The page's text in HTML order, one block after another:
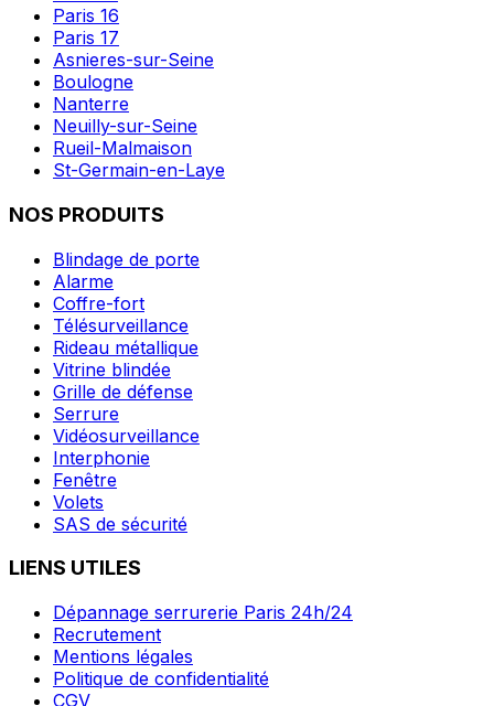
Paris 16
Paris 17
Asnieres-sur-Seine
Boulogne
Nanterre
Neuilly-sur-Seine
Rueil-Malmaison
St-Germain-en-Laye
NOS PRODUITS
Blindage de porte
Alarme
Coffre-fort
Télésurveillance
Rideau métallique
Vitrine blindée
Grille de défense
Serrure
Vidéosurveillance
Interphonie
Fenêtre
Volets
SAS de sécurité
LIENS UTILES
Dépannage serrurerie Paris 24h/24
Recrutement
Mentions légales
Politique de confidentialité
CGV